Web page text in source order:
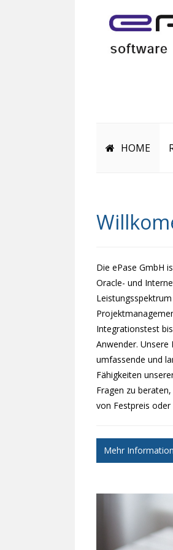
HOME
Die ePase GmbH
Oracle- und
Integrationstest
Anwender.
umfassende und
Fähigkeiten
Fragen zu
von Festpreis
Mehr Information